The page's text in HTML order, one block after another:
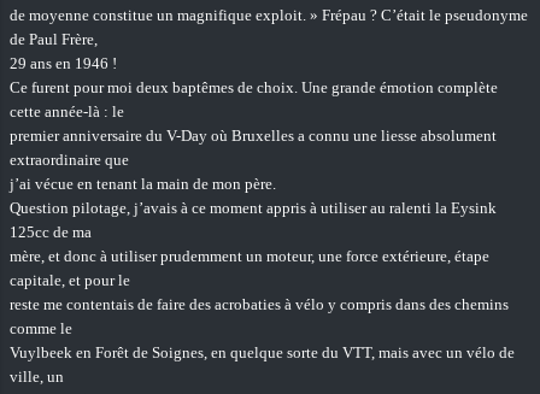
de moyenne constitue un magnifique exploit. » Frépau ? C’était le pseudonyme
de Paul Frère,
29 ans en 1946 !
Ce furent pour moi deux baptêmes de choix. Une grande émotion complète
cette année-là : le
premier anniversaire du V-Day où Bruxelles a connu une liesse absolument
extraordinaire que
j’ai vécue en tenant la main de mon père.
Question pilotage, j’avais à ce moment appris à utiliser au ralenti la Eysink
125cc de ma
mère, et donc à utiliser prudemment un moteur, une force extérieure, étape
capitale, et pour le
reste me contentais de faire des acrobaties à vélo y compris dans des chemins
comme le
Vuylbeek en Forêt de Soignes, en quelque sorte du VTT, mais avec un vélo de
ville, un